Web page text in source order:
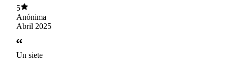
5
Anónima
Abril 2025
Un siete